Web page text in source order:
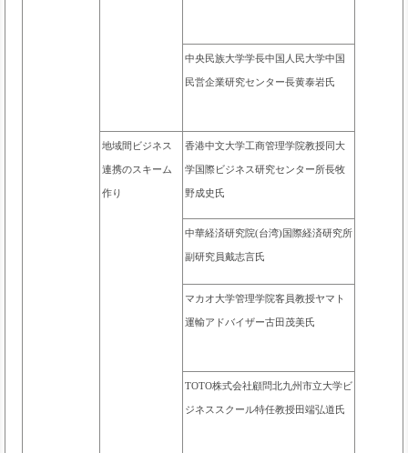
中央民族大学学長中国人民大学中国
民営企業研究センター長黄泰岩氏
地域間ビジネス
連携のスキーム
作り
香港中文大学工商管理学院教授同大
学国際ビジネス研究センター所長牧
野成史氏
中華経済研究院(台湾)国際経済研究所
副研究員戴志言氏
マカオ大学管理学院客員教授ヤマト
運輸アドバイザー古田茂美氏
TOTO株式会社顧問北九州市立大学ビ
ジネススクール特任教授田端弘道氏